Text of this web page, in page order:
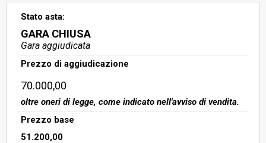
Stato asta:
GARA CHIUSA
Gara aggiudicata
Prezzo di aggiudicazione
70.000,00
oltre oneri di legge, come indicato nell'avviso di vendita.
Prezzo base
51.200,00